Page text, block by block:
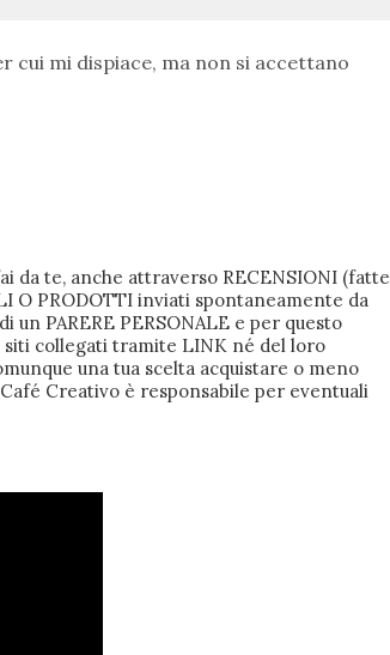
cui mi dispiace, ma non si accettano
da te, anche attraverso RECENSIONI (fatte
O PRODOTTI inviati spontaneamente da
PARERE PERSONALE e per questo
siti collegati tramite LINK né del loro
una tua scelta acquistare o meno
Creativo è responsabile per eventuali